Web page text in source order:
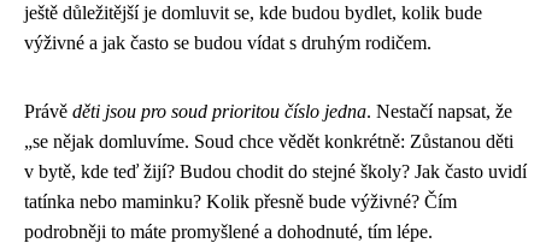
ještě důležitější je domluvit se, kde budou bydlet, kolik bude
výživné a jak často se budou vídat s druhým rodičem.
Právě děti jsou pro soud prioritou číslo jedna. Nestačí napsat, že
„se nějak domluvíme. Soud chce vědět konkrétně: Zůstanou děti
v bytě, kde teď žijí? Budou chodit do stejné školy? Jak často uvidí
tatínka nebo maminku? Kolik přesně bude výživné? Čím
podrobněji to máte promyšlené a dohodnuté, tím lépe.